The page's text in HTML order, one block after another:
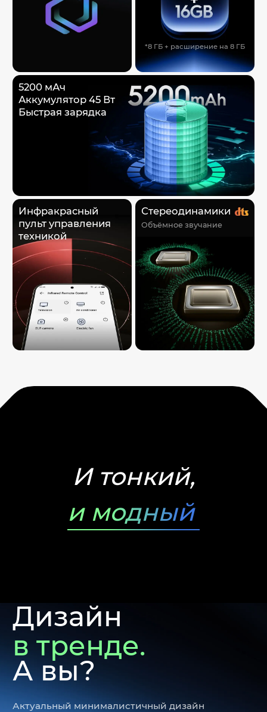
*8 ГБ + расширение на 8 ГБ
5200 мАч
Аккумулятор 45 Вт
Быстрая зарядка
Инфракрасный
пульт управления
техникой
Стереодинамики
Объёмное звучание
И тонкий,
и модный
Дизайн
в тренде.
А вы?
Актуальный минималистичный дизайн